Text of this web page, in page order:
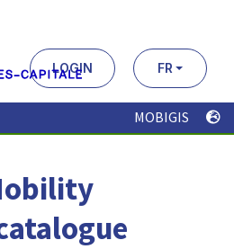
LOGIN FR
MOBIGIS